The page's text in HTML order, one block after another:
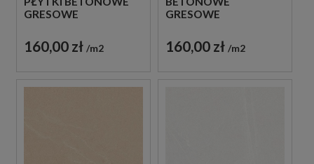
GRESOWE
160,00 zł m2
GRESOWE
160,00 zł m2